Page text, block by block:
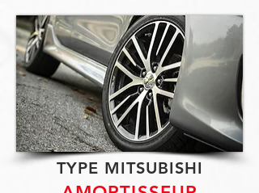
TYPE MITSUBISHI